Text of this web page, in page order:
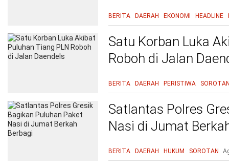
BERITA DAERAH EKONOMI HEADLINE
Satu Korban Luka
Roboh di Jalan
BERITA DAERAH PERISTIWA
Satlantas Polres
Nasi di Jumat
BERITA DAERAH HUKUM SOROTAN